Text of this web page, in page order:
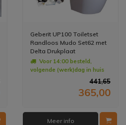
Geberit UP100 Toiletset
Randloos Mudo Set62 met
Delta Drukplaat
Voor 14:00 besteld,
volgende (werk)dag in huis
441,65
365,00
Meer info